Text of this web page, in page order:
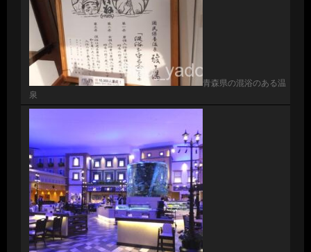
青森県の混浴のある温
泉